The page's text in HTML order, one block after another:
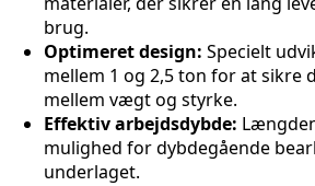
brug.
Optimeret design: Specielt
mellem 1 og 2,5 ton for at sikre
mellem vægt og styrke.
Effektiv arbejdsdybde:
mulighed for dybdegående
underlaget.